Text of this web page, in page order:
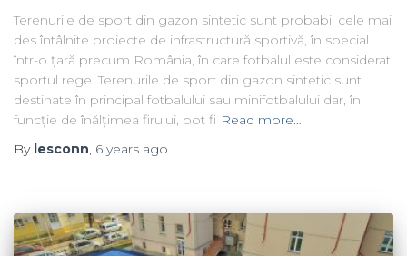
Terenurile de sport din gazon sintetic sunt probabil cele mai
des întâlnite proiecte de infrastructură sportivă, în special
într-o țară precum România, în care fotbalul este considerat
sportul rege. Terenurile de sport din gazon sintetic sunt
destinate în principal fotbalului sau minifotbalului dar, în
funcție de înălțimea firului, pot fi Read more…
By lesconn, 6 years ago